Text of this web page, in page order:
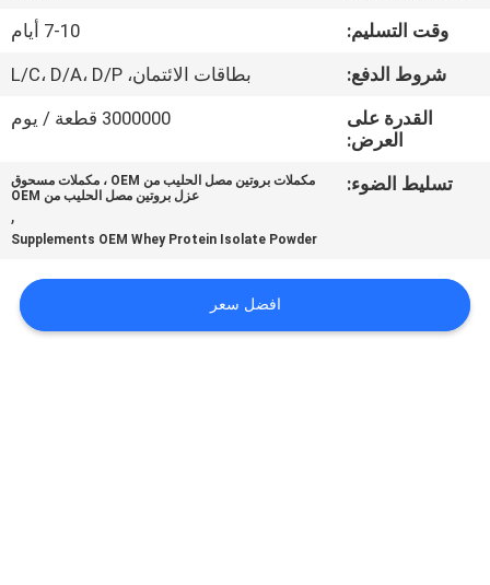
ضبط
الجودة
جميع
وقت التسليم:
7-10 أيام
شروط الدفع:
بطاقات الائتمان، L/C، D/A، D/P
القدرة على
العرض:
3000000 قطعة / يوم
تسليط الضوء:
مكملات بروتين مصل الحليب من OEM ، مكملات مسحوق
عزل بروتين مصل الحليب من OEM
,
Supplements OEM Whey Protein Isolate Powder
افضل سعر